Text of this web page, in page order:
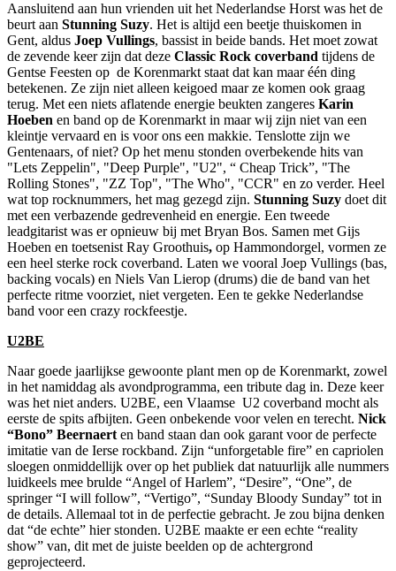
Aansluitend aan hun vrienden uit het Nederlandse Horst was het de
beurt aan Stunning Suzy. Het is altijd een beetje thuiskomen in
Gent, aldus Joep Vullings, bassist in beide bands. Het moet zowat
de zevende keer zijn dat deze Classic Rock coverband tijdens de
Gentse Feesten op de Korenmarkt staat dat kan maar één ding
betekenen. Ze zijn niet alleen keigoed maar ze komen ook graag
terug. Met een niets aflatende energie beukten zangeres Karin
Hoeben en band op de Korenmarkt in maar wij zijn niet van een
kleintje vervaard en is voor ons een makkie. Tenslotte zijn we
Gentenaars, of niet? Op het menu stonden overbekende hits van
"Lets Zeppelin", "Deep Purple", "U2", “ Cheap Trick”, "The
Rolling Stones", "ZZ Top", "The Who", "CCR" en zo verder. Heel
wat top rocknummers, het mag gezegd zijn. Stunning Suzy doet dit
met een verbazende gedrevenheid en energie. Een tweede
leadgitarist was er opnieuw bij met Bryan Bos. Samen met Gijs
Hoeben en toetsenist Ray Groothuis, op Hammondorgel, vormen ze
een heel sterke rock coverband. Laten we vooral Joep Vullings (bas,
backing vocals) en Niels Van Lierop (drums) die de band van het
perfecte ritme voorziet, niet vergeten. Een te gekke Nederlandse
band voor een crazy rockfeestje.
U2BE
Naar goede jaarlijkse gewoonte plant men op de Korenmarkt, zowel
in het namiddag als avondprogramma, een tribute dag in. Deze keer
was het niet anders. U2BE, een Vlaamse U2 coverband mocht als
eerste de spits afbijten. Geen onbekende voor velen en terecht. Nick
“Bono” Beernaert en band staan dan ook garant voor de perfecte
imitatie van de Ierse rockband. Zijn “unforgetable fire” en capriolen
sloegen onmiddellijk over op het publiek dat natuurlijk alle nummers
luidkeels mee brulde “Angel of Harlem”, “Desire”, “One”, de
springer “I will follow”, “Vertigo”, “Sunday Bloody Sunday” tot in
de details. Allemaal tot in de perfectie gebracht. Je zou bijna denken
dat “de echte” hier stonden. U2BE maakte er een echte “reality
show” van, dit met de juiste beelden op de achtergrond
geprojecteerd.